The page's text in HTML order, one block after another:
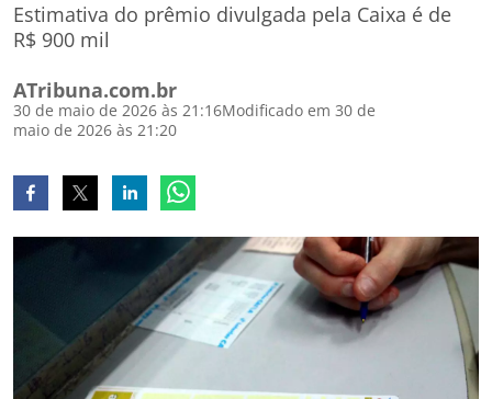
Estimativa do prêmio divulgada pela Caixa é de
R$ 900 mil
ATribuna.com.br
30 de maio de 2026 às 21:16Modificado em 30 de
maio de 2026 às 21:20